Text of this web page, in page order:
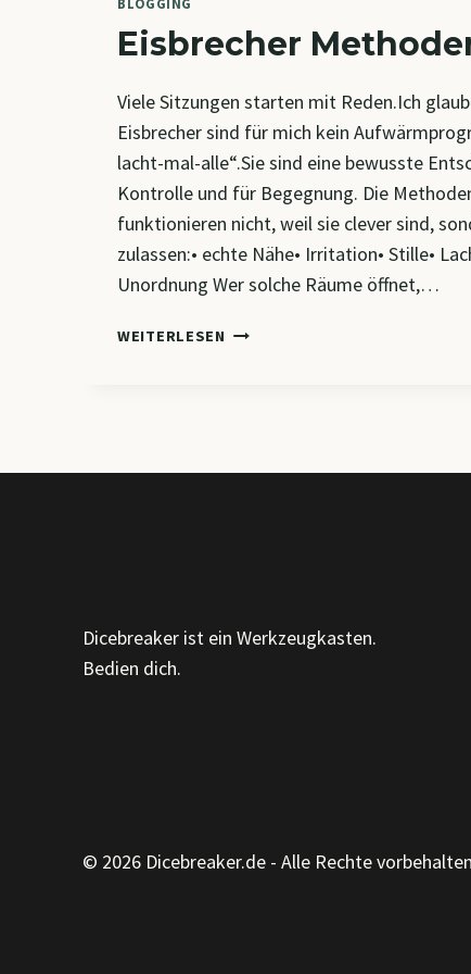
BLOGGING
Eisbrecher
Viele Sitzungen starten mit Reden.Ich
Eisbrecher sind für mich kein
lacht-mal-alle“.Sie sind eine bewusste
Kontrolle und für Begegnung. Die
funktionieren nicht, weil sie clever sind,
zulassen:• echte Nähe• Irritation• Stille•
Unordnung Wer solche Räume öffnet,…
WEITERLESEN EISBRECHER
Dicebreaker ist ein Werkzeugkasten.
Bedien dich.
© 2026 Dicebreaker.de - Alle Rechte vorbehalten